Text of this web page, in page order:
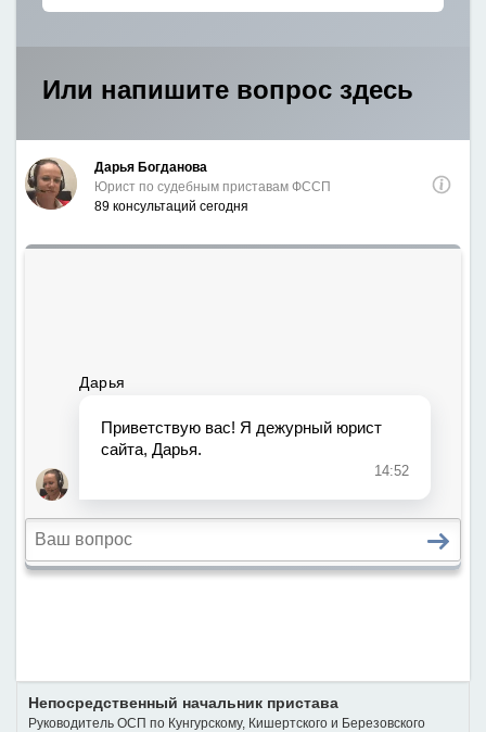
Непосредственный начальник пристава
Руководитель ОСП по Кунгурскому, Кишертского и Березовского